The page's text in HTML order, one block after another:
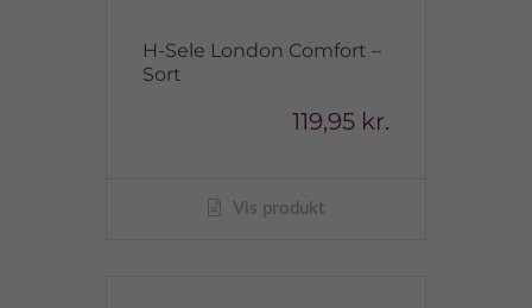
H-Sele London Comfort –
Sort
119,95 kr.
Vis produkt